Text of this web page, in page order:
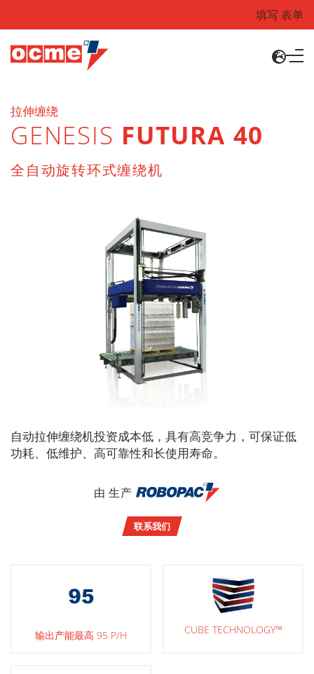
填写 表单
拉伸缠绕
GENESIS FUTURA 40
全自动旋转环式缠绕机
自动拉伸缠绕机投资成本低，具有高竞争力，可保证低
功耗、低维护、高可靠性和长使用寿命。
由 生产
联系我们
输出产能最高 95 P/H CUBE TECHNOLOGY™